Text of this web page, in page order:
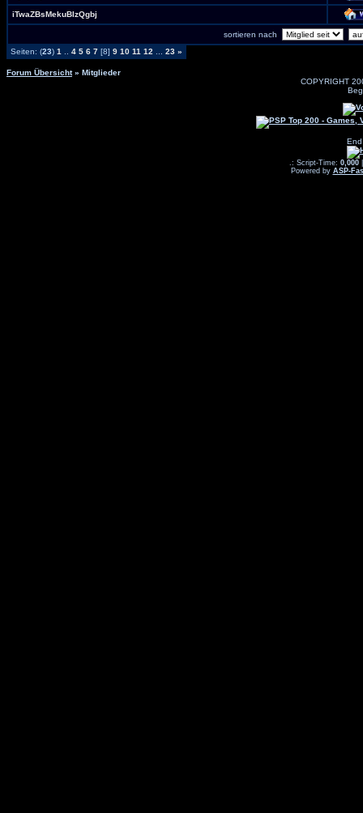
iTwaZBsMekuBIzQgbj
sortieren nach
Seiten: (23) 1 4 5 6 7 [8] 9 10 11 12 23 »
Forum Übersicht» Mitglieder
COPYRIGHT
.: Script-Time: 0,000
Powered by ASP-